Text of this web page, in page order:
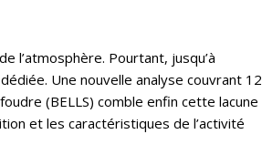
l’atmosphère. Pourtant, jusqu’à
Une nouvelle analyse couvrant 12
(BELLS) comble enfin cette lacune
et les caractéristiques de l’activité